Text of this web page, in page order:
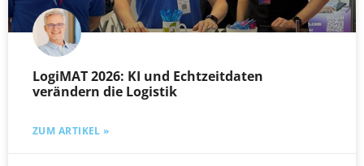
LogiMAT 2026: KI und Echtzeitdaten
verändern die Logistik
ZUM ARTIKEL »